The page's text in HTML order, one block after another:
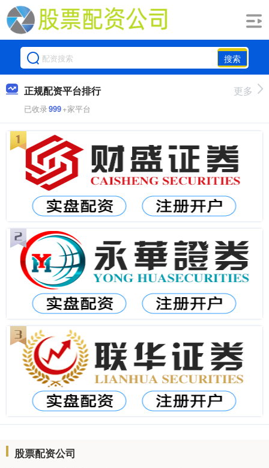
搜索
正规配资平台排行
已收录999+家平台
更多
股票配资公司